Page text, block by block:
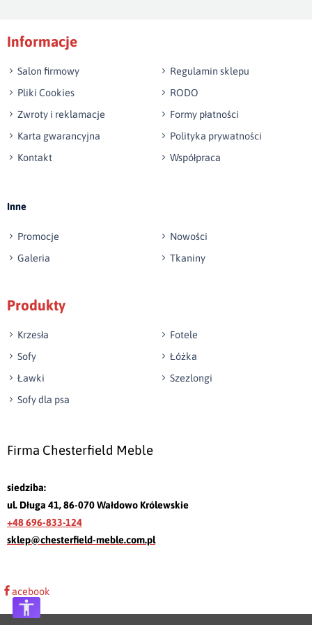
Wyślij opinię
Informacje
Salon firmowy
Regulamin sklepu
Pliki Cookies
RODO
Zwroty i reklamacje
Formy płatności
Karta gwarancyjna
Polityka prywatności
Kontakt
Współpraca
Inne
Promocje
Nowości
Galeria
Tkaniny
Produkty
Krzesła
Fotele
Sofy
Łóżka
Ławki
Szezlongi
Sofy dla psa
Firma Chesterfield Meble
siedziba:
ul. Długa 41, 86-070 Wałdowo Królewskie
+48 696-833-124
sklep@chesterfield-meble.com.pl
acebook